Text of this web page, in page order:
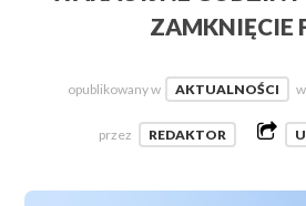
ZAMKNIĘCIE
opublikowany w AKTUALNOŚCI w
przez REDAKTOR